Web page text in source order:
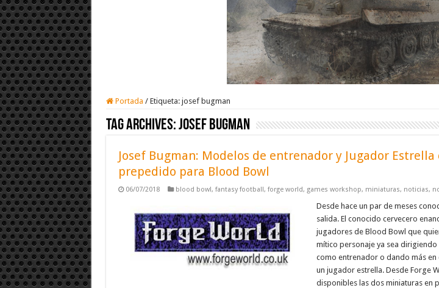
Portada / Etiqueta: josef bugman
Tag Archives:josef bugman
Josef Bugman: Modelos de entrenador y Jugador Estrella
prepedido para Blood Bowl
06/07/2018 blood bowl, fantasy football, forge world, games workshop, miniaturas, noticias,
Desde hace un par de meses
salida. El conocido cervecero
jugadores de Blood Bowl que
mítico personaje ya sea dirigiendo
como entrenador o dando más en
un jugador estrella. Desde Forge
disponibles las dos miniaturas en